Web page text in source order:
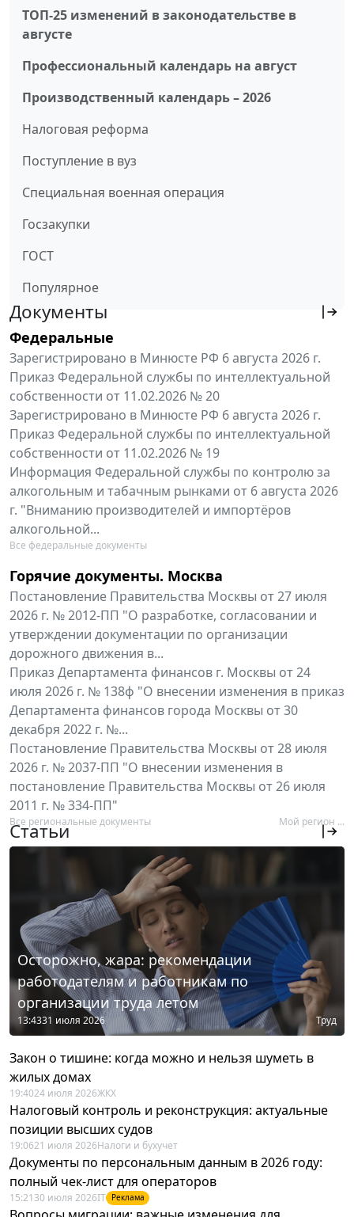
ТОП-25 изменений в законодательстве в
августе
Профессиональный календарь на август
Производственный календарь – 2026
Налоговая реформа
Поступление в вуз
Специальная военная операция
Госзакупки
ГОСТ
Популярное
Документы
Федеральные
Зарегистрировано в Минюсте РФ 6 августа 2026 г.
Приказ Федеральной службы по интеллектуальной
собственности от 11.02.2026 № 20
Зарегистрировано в Минюсте РФ 6 августа 2026 г.
Приказ Федеральной службы по интеллектуальной
собственности от 11.02.2026 № 19
Информация Федеральной службы по контролю за
алкогольным и табачным рынками от 6 августа 2026
г. "Вниманию производителей и импортёров
алкогольной...
Все федеральные документы
Горячие документы. Москва
Постановление Правительства Москвы от 27 июля
2026 г. № 2012-ПП "О разработке, согласовании и
утверждении документации по организации
дорожного движения в...
Приказ Департамента финансов г. Москвы от 24
июля 2026 г. № 138ф "О внесении изменения в приказ
Департамента финансов города Москвы от 30
декабря 2022 г. №...
Постановление Правительства Москвы от 28 июля
2026 г. № 2037-ПП "О внесении изменения в
постановление Правительства Москвы от 26 июля
2011 г. № 334-ПП"
Все региональные документы Мой регион ...
Статьи
Осторожно, жара: рекомендации
работодателям и работникам по
организации труда летом
13:4331 июля 2026 Труд
Закон о тишине: когда можно и нельзя шуметь в
жилых домах
19:4024 июля 2026ЖКХ
Налоговый контроль и реконструкция: актуальные
позиции высших судов
19:0621 июля 2026Налоги и бухучет
Документы по персональным данным в 2026 году:
полный чек-лист для операторов
15:21 30 июля 2026IT Реклама